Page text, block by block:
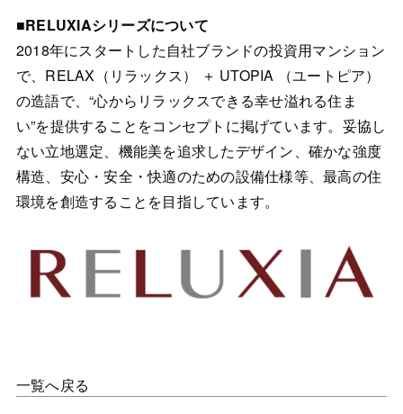
■RELUXIAシリーズについて
2018年にスタートした自社ブランドの投資用マンション
で、RELAX（リラックス） ＋ UTOPIA （ユートピア）
の造語で、“心からリラックスできる幸せ溢れる住ま
い”を提供することをコンセプトに掲げています。妥協し
ない立地選定、機能美を追求したデザイン、確かな強度
構造、安心・安全・快適のための設備仕様等、最高の住
環境を創造することを目指しています。
一覧へ戻る